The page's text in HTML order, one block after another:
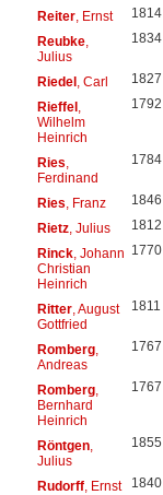
Reiter, Ernst 1814
Reubke,
Julius
1834
Riedel, Carl 1827
Rieffel,
Wilhelm
Heinrich
1792
Ries
Ferdinand
1784
Ries , Franz 1846
Rietz, Julius 1812
Rinck, Johann
Christian
Heinrich
1770
Ritter, August
Gottfried
1811
Romberg,
Andreas
1767
Romberg,
Bernhard
Heinrich
1767
Röntgen,
Julius
1855
Rudorff, Ernst 1840